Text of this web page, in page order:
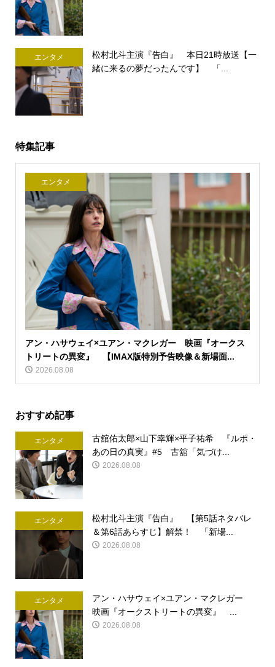
エンタメ
松村北斗主演『告白』 本日21時放送【一
緒に来るの夢だったんです】 「...
特集記事
エンタメ
アン・ハサウェイ×ユアン・マクレガー 映画『オークス
トリートの異変』 【IMAX版特別予告映像＆新場面...
2026.08.08
おすすめ記事
エンタメ
古舘佑太郎×山下幸輝×平子祐希 『ルポ・
あの日の真実』#5 古舘「気づけ...
2026.08.08
エンタメ
松村北斗主演『告白』 【第5話ネタバレ
＆第6話あらすじ】解禁！ 「新場...
2026.08.08
エンタメ
アン・ハサウェイ×ユアン・マクレガー
映画『オークストリートの異変』 ...
2026.08.08